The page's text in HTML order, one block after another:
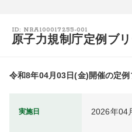
ID: NRA100017255-001
原子力規制庁定例ブ
実施日 2026年04